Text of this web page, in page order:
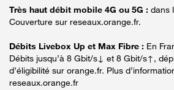
Très haut débit mobile 4G ou 5G : dans
Couverture sur reseaux.orange.fr.
Débits Livebox Up et Max Fibre : En
Débits jusqu’à 8 Gbit/s↓ et 8 Gbit/s↑,
d’éligibilité sur orange.fr. Plus
reseaux.orange.fr